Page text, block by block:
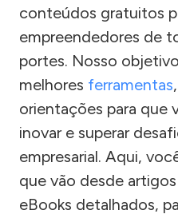
conteúdos gratuitos
empreendedores de
portes. Nosso
melhores ferramentas
orientações para que
inovar e superar
empresarial. Aqui,
que vão desde
eBooks detalhados,